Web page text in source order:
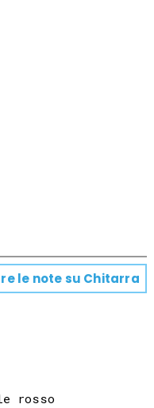
le note su Chitarra
rosso